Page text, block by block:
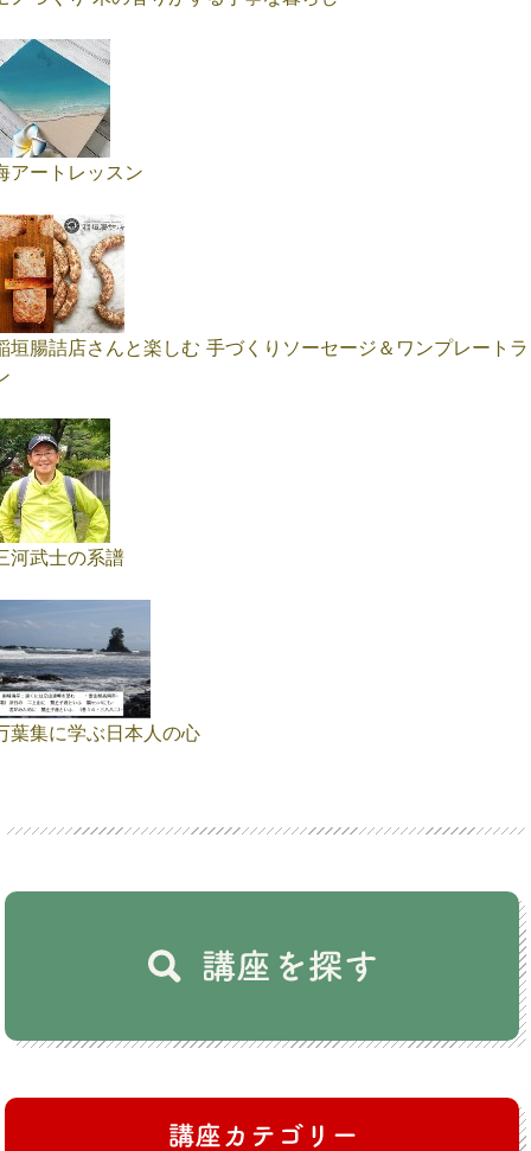
アートレッスン
垣腸詰店さんと楽しむ 手づくりソーセージ＆ワンプレートラ
河武士の系譜
葉集に学ぶ日本人の心